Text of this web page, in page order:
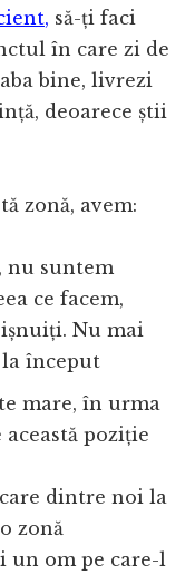
să-ți faci
în care zi de
bine, livrezi
deoarece știi
zonă, avem:
nu suntem
ce facem,
Nu mai
la început
mare, în urma
poziție
dintre noi la
zonă
un om pe care-l